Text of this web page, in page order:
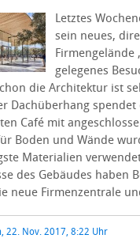
Letztes
sein neues,
Firmengelände
gelegenes
die Architektur ist
Dachüberhang spendet
Café mit
Boden und Wände
Materialien
des Gebäudes haben
neue Firmenzentrale
22. Nov. 2017, 8:22 Uhr